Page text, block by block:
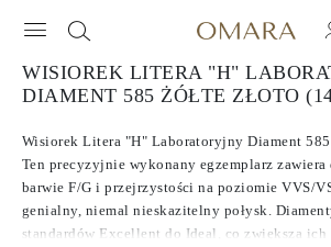
WISIOREK LITERA "H"
DIAMENT 585 ŻÓŁTE ZŁOTO
Wisiorek Litera "H" Laboratoryjny Diament 585
Ten precyzyjnie wykonany egzemplarz
barwie F/G i przejrzystości na poziomie VVS/
genialny, niemal nieskazitelny połysk.
standardów Excellent do Ideal, co zwiększa ich